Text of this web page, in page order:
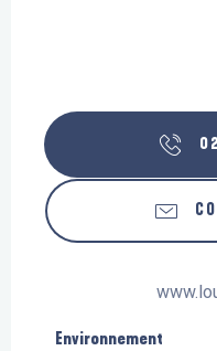
Environnement
Environnement